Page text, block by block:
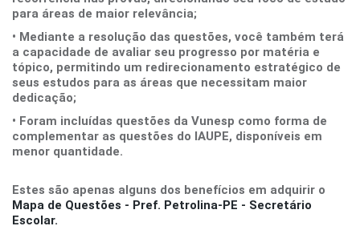
para áreas de maior relevância;
• Mediante a resolução das questões, você também terá
a capacidade de avaliar seu progresso por matéria e
tópico, permitindo um redirecionamento estratégico de
seus estudos para as áreas que necessitam maior
dedicação;
• Foram incluídas questões da Vunesp como forma de
complementar as questões do IAUPE, disponíveis em
menor quantidade.
Estes são apenas alguns dos benefícios em adquirir o
Mapa de Questões - Pref. Petrolina-PE - Secretário
Escolar.